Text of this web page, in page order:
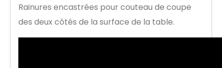
Rainures encastrées pour couteau de coupe
des deux côtés de la surface de la table.